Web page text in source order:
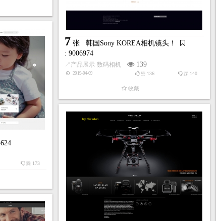
7 张 韩国Sony KOREA相机镜头！
: 9006974
↗ 产品展示 数码相机 139
2019-04-09 踩 140
赞 136
收藏
踩 173
by:Sweden